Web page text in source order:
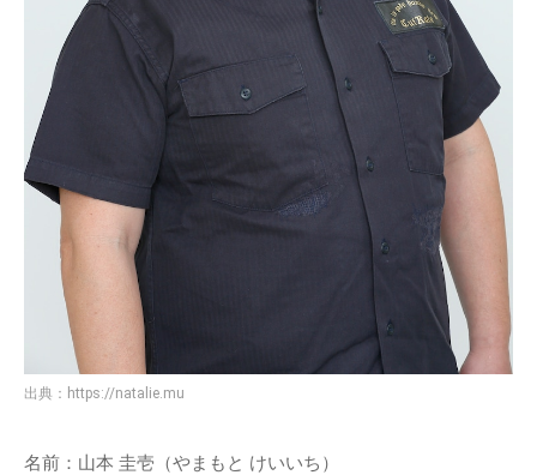
出典： https://natalie.mu
名前：山本 圭壱（やまもと けいいち）